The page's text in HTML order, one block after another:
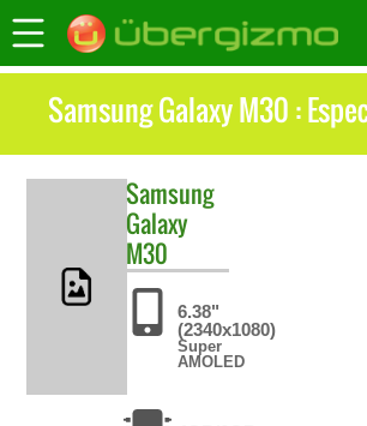
Samsung Galaxy M30 :
Samsung
Galaxy
M30
6.38"
(2340x1080)
Super
AMOLED